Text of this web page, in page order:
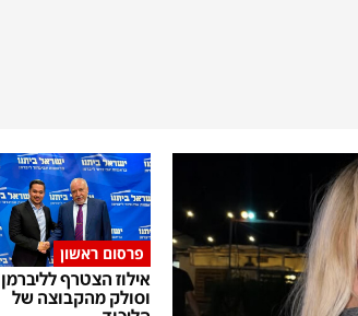
פרסום ראשון
אילוז הצטרף
וסולק מהקבוצה של